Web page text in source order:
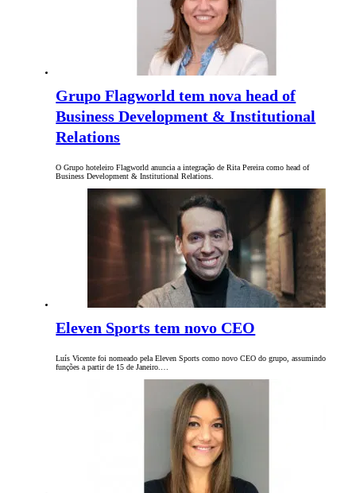
Grupo Flagworld tem nova head of
Business Development & Institutional
Relations
O Grupo hoteleiro Flagworld anuncia a integração de Rita Pereira como head of
Business Development & Institutional Relations.
Eleven Sports tem novo CEO
Luís Vicente foi nomeado pela Eleven Sports como novo CEO do grupo, assumindo
funções a partir de 15 de Janeiro.…